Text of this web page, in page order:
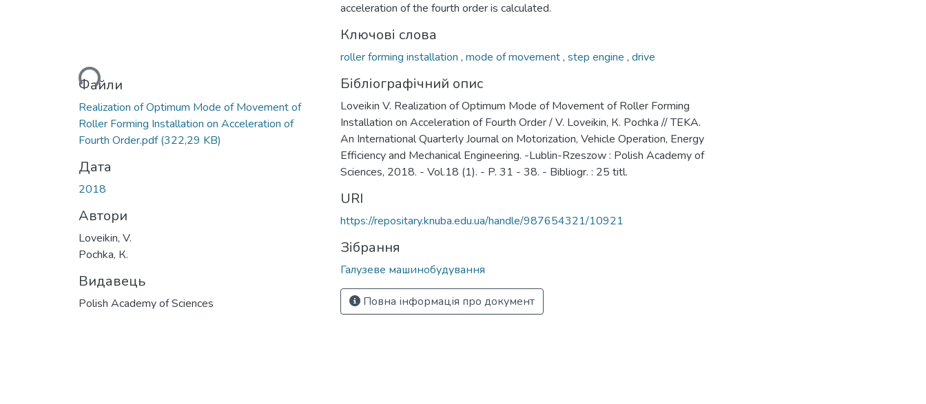
Вантажиться...Файли
Realization of Optimum Mode of Movement of
Roller Forming Installation on Acceleration of
Fourth Order.pdf(322,29 KB)
Дата
2018
Автори
Loveikin, V.
Pochka, К.
Видавець
Polish Academy of Sciences
acceleration of the fourth order is calculated.
Ключові слова
roller forming installation , mode of movement, step engine , drive
Бібліографічний опис
Loveikin V. Realization of Optimum Mode of Movement of Roller Forming
Installation on Acceleration of Fourth Order / V. Loveikin, К. Pochka // TEKA.
An International Quarterly Journal on Motorization, Vehicle Operation, Energy
Efficiency and Mechanical Engineering. -Lublin-Rzeszow : Polish Academy of
Sciences, 2018. - Vol.18 (1). - P. 31 - 38. - Bibliogr. : 25 titl.
URI
https://repositary.knuba.edu.ua/handle/987654321/10921
Зібрання
Галузеве машинобудування
Повна інформація про документ